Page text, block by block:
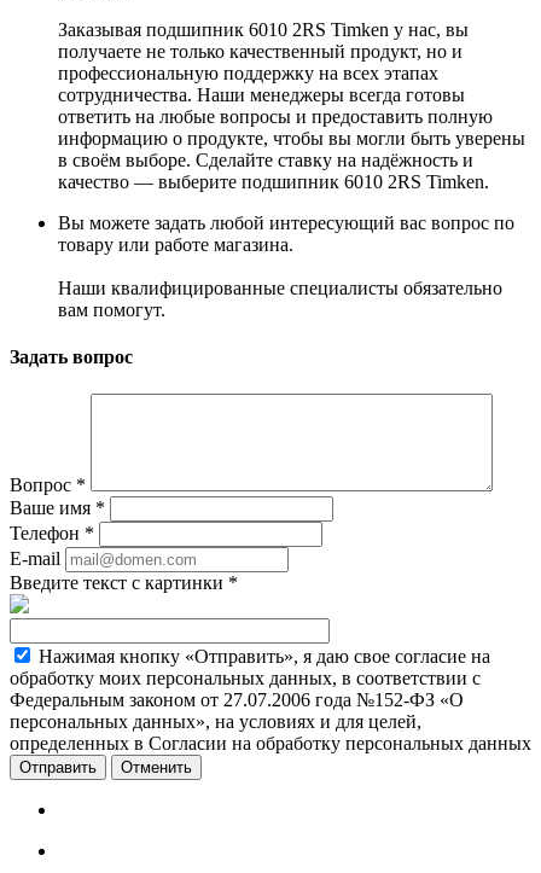
Заказывая подшипник 6010 2RS Timken у нас, вы
получаете не только качественный продукт, но и
профессиональную поддержку на всех этапах
сотрудничества. Наши менеджеры всегда готовы
ответить на любые вопросы и предоставить полную
информацию о продукте, чтобы вы могли быть уверены
в своём выборе. Сделайте ставку на надёжность и
качество — выберите подшипник 6010 2RS Timken.
Вы можете задать любой интересующий вас вопрос по
товару или работе магазина.
Наши квалифицированные специалисты обязательно
вам помогут.
Задать вопрос
Вопрос *
Ваше имя *
Телефон *
E-mail
Введите текст с картинки *
Нажимая кнопку «Отправить», я даю свое согласие на
обработку моих персональных данных, в соответствии с
Федеральным законом от 27.07.2006 года №152-ФЗ «О
персональных данных», на условиях и для целей,
определенных в Согласии на обработку персональных данных
Отменить